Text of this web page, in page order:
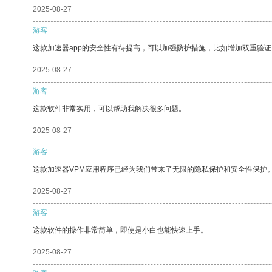
2025-08-27
游客
这款加速器app的安全性有待提高，可以加强防护措施，比如增加双重验
2025-08-27
游客
这款软件非常实用，可以帮助我解决很多问题。
2025-08-27
游客
这款加速器VPM应用程序已经为我们带来了无限的隐私保护和安全性保护
2025-08-27
游客
这款软件的操作非常简单，即使是小白也能快速上手。
2025-08-27